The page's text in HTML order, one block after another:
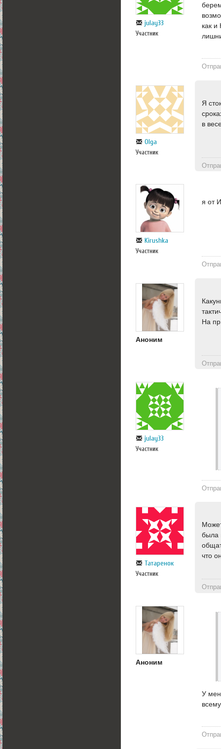
julay33
Участник
как и
Olga
Участник
Я
в
Kirushka
Участник
я от
Аноним
На
julay33
Участник
Татаренок
Участник
была
что
Аноним
У